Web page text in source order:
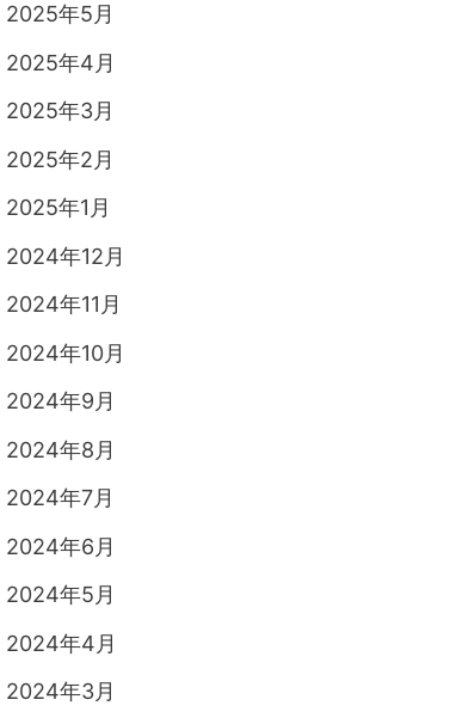
2025年5月
2025年4月
2025年3月
2025年2月
2025年1月
2024年12月
2024年11月
2024年10月
2024年9月
2024年8月
2024年7月
2024年6月
2024年5月
2024年4月
2024年3月